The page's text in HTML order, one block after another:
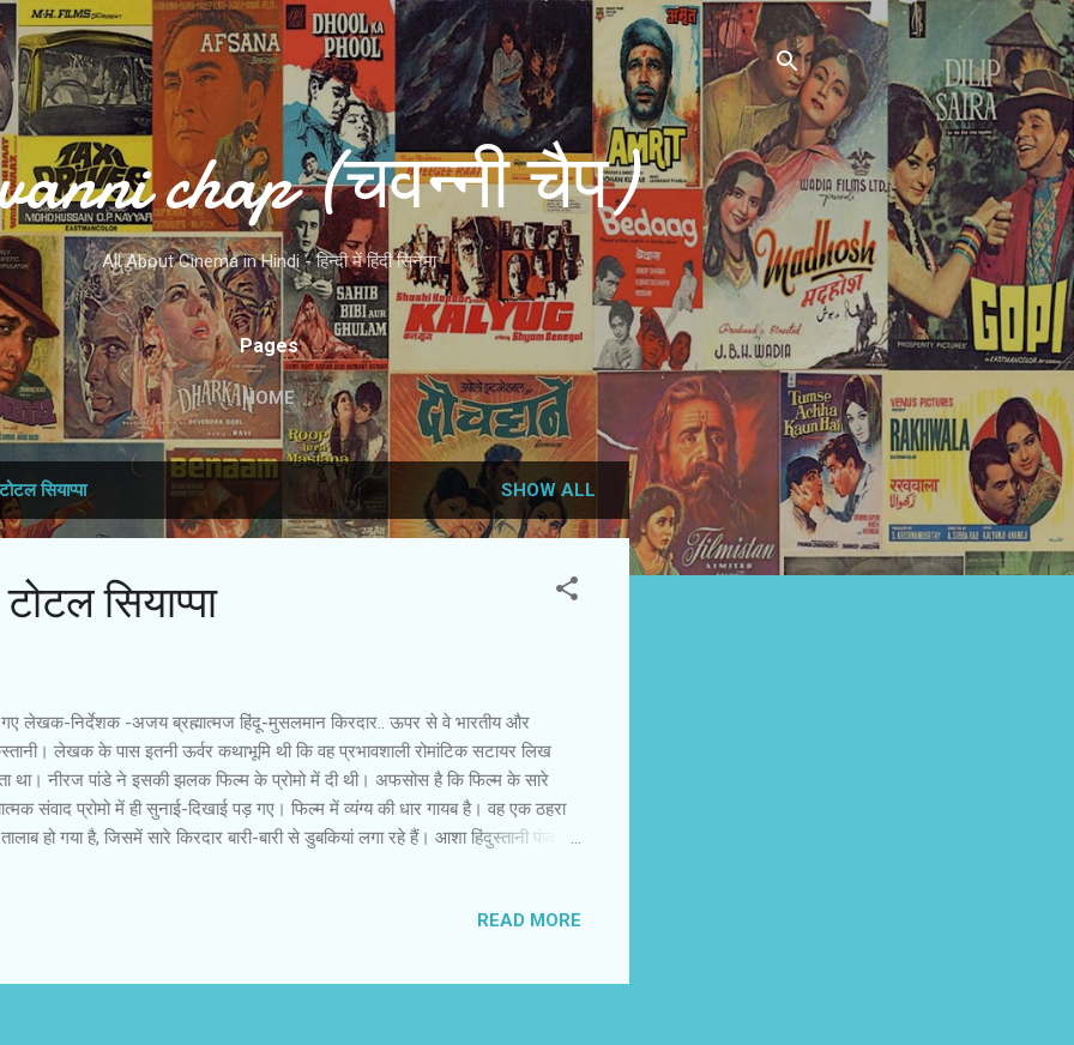
Skip to main content
chap (चवन्नी चैप)
All About Cinema in Hindi - हिन्दी में हिंदी सिनेमा
Pages
HOME
टोटल सियाप्‍पा SHOW ALL
सियाप्‍पा
लेखक-निर्देशक -अजय ब्रह्मात्‍मज हिंदू-मुसलमान किरदार.. ऊपर से वे भारतीय और
लेखक के पास इतनी ऊर्वर कथाभूमि थी कि वह प्रभावशाली रोमांटिक सटायर लिख
था। नीरज पांडे ने इसकी झलक फिल्म के प्रोमो में दी थी। अफसोस है कि फिल्म के सारे
संवाद प्रोमो में ही सुनाई-दिखाई पड़ गए। फिल्म में व्यंग्य की धार गायब है। वह एक ठहरा
हो गया है, जिसमें सारे किरदार बारी-बारी से डुबकियां लगा रहे हैं। आशा हिंदुस्तानी पंजाबी
हो जाते हैं। फिल्म उसी पूर्वाग्रह पर अटकी रहती है। प्रसंगों के लेप चढ़ते जाते हैं। लंदन के
परिवार अपने पाकिस्तानी पड़ोसी से भी दोस्ती नहीं कर सका है। इस पृष्ठभूमि में आशा और
READ MORE